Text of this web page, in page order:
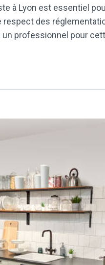
à Lyon est essentiel
respect des
professionnel pour